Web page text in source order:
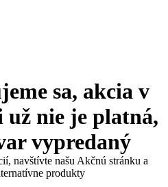
sa, akcia v
nie je platná,
vypredaný
navštívte našu Akčnú stránku a
produkty